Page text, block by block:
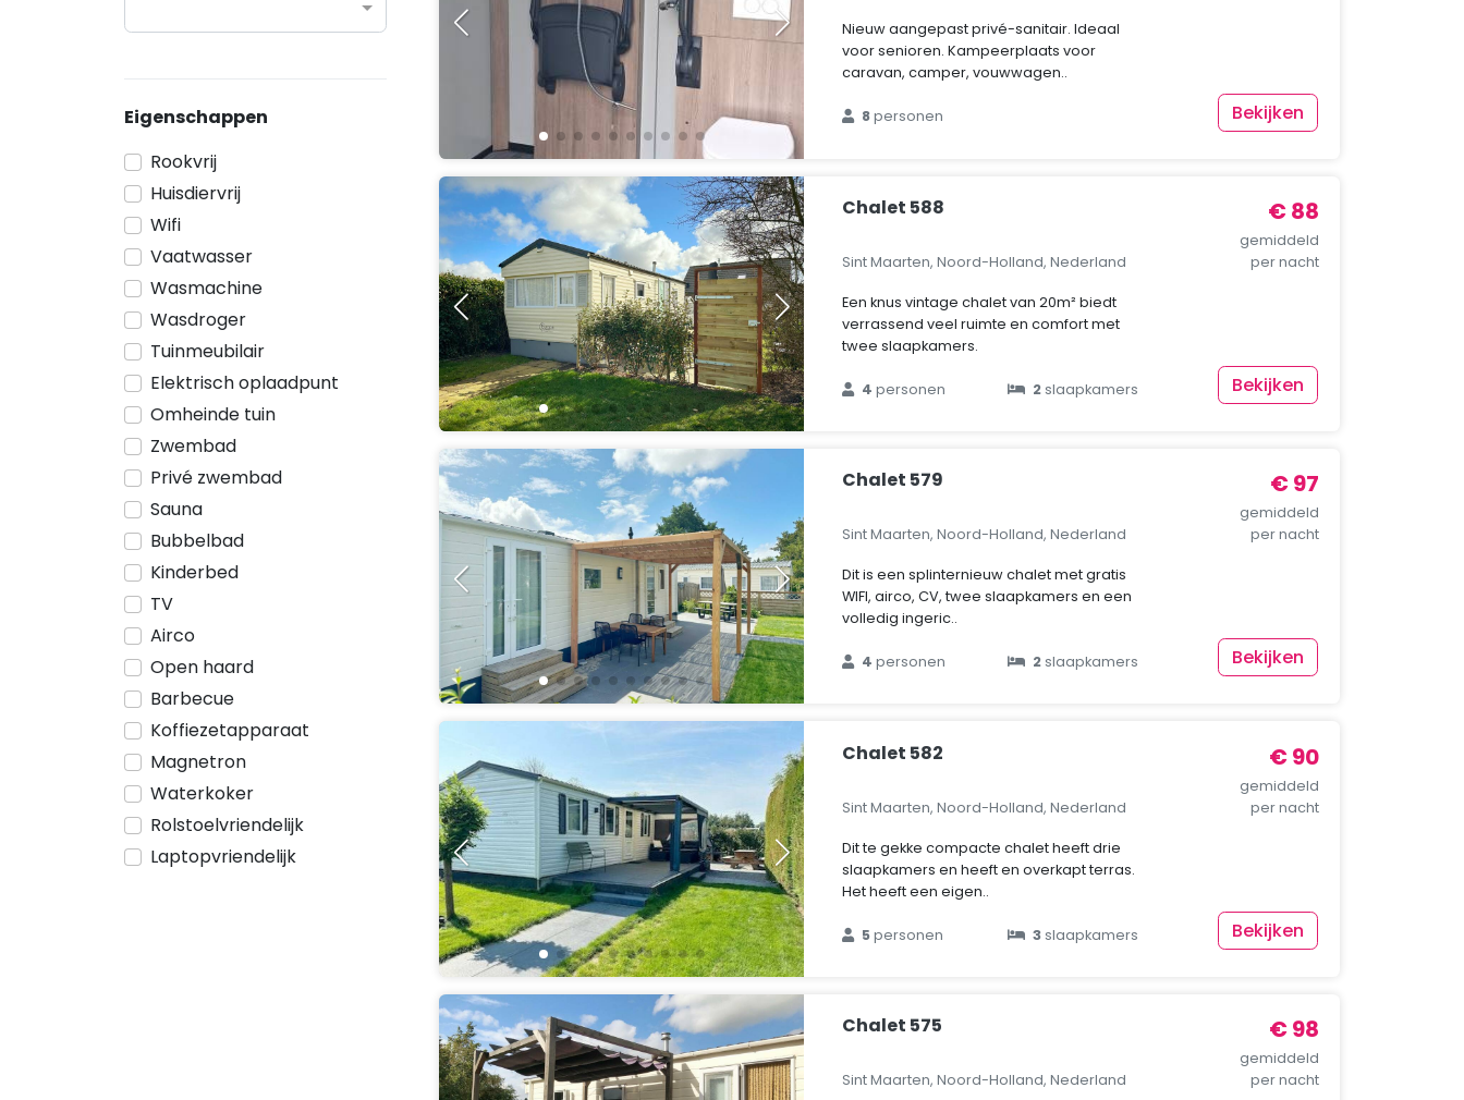
Eigenschappen
Rookvrij
Huisdiervrij
Wifi
Vaatwasser
Wasmachine
Wasdroger
Tuinmeubilair
Elektrisch oplaadpunt
Omheinde tuin
Zwembad
Privé zwembad
Sauna
Bubbelbad
Kinderbed
TV
Airco
Open haard
Barbecue
Koffiezetapparaat
Magnetron
Waterkoker
Rolstoelvriendelijk
Laptopvriendelijk
Nieuw aangepast privé-sanitair. Ideaal
voor senioren. Kampeerplaats voor
caravan, camper, vouwwagen..
8personen Bekijken
Chalet 588
Sint Maarten, Noord-Holland, Nederland
Een knus vintage chalet van 20m² biedt
verrassend veel ruimte en comfort met
twee slaapkamers.
4personen 2slaapkamers
€ 88
gemiddeld
per nacht
Bekijken
Chalet 579
Sint Maarten, Noord-Holland, Nederland
Dit is een splinternieuw chalet met gratis
WIFI, airco, CV, twee slaapkamers en een
volledig ingeric..
4personen 2slaapkamers
€ 97
gemiddeld
per nacht
Bekijken
Chalet 582
Sint Maarten, Noord-Holland, Nederland
Dit te gekke compacte chalet heeft drie
slaapkamers en heeft en overkapt terras.
Het heeft een eigen..
5personen 3slaapkamers
€ 90
gemiddeld
per nacht
Bekijken
Chalet 575
Sint Maarten, Noord-Holland, Nederland
€ 98
gemiddeld
per nacht